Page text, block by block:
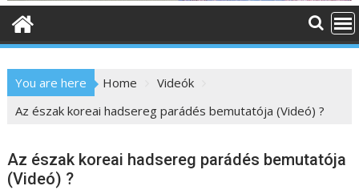
n
e
You are here Home
Videók
Az észak koreai hadsereg parádés bemutatója (Videó) ?
Az észak koreai hadsereg parádés bemutatója
(Videó) ?